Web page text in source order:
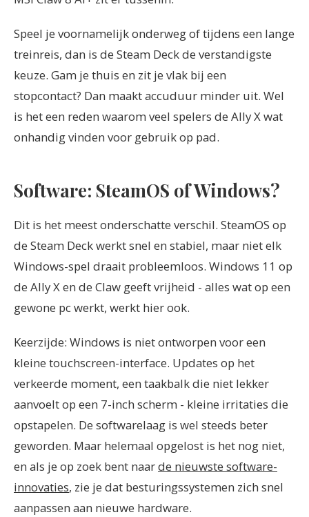
Speel je voornamelijk onderweg of tijdens een lange
treinreis, dan is de Steam Deck de verstandigste
keuze. Gam je thuis en zit je vlak bij een
stopcontact? Dan maakt accuduur minder uit. Wel
is het een reden waarom veel spelers de Ally X wat
onhandig vinden voor gebruik op pad.
Software: SteamOS of Windows?
Dit is het meest onderschatte verschil. SteamOS op
de Steam Deck werkt snel en stabiel, maar niet elk
Windows-spel draait probleemloos. Windows 11 op
de Ally X en de Claw geeft vrijheid - alles wat op een
gewone pc werkt, werkt hier ook.
Keerzijde: Windows is niet ontworpen voor een
kleine touchscreen-interface. Updates op het
verkeerde moment, een taakbalk die niet lekker
aanvoelt op een 7-inch scherm - kleine irritaties die
opstapelen. De softwarelaag is wel steeds beter
geworden. Maar helemaal opgelost is het nog niet,
en als je op zoek bent naarde nieuwste software-
innovaties, zie je dat besturingssystemen zich snel
aanpassen aan nieuwe hardware.